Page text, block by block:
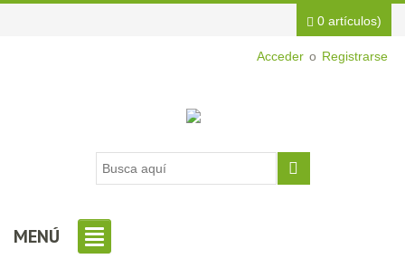
Acceder o Registrarse
0 artículos)
MENÚ